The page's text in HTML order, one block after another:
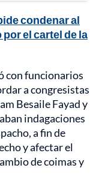
condenar al
el cartel de la
con funcionarios
a congresistas
Besaile Fayad y
indagaciones
a fin de
y afectar el
de coimas y